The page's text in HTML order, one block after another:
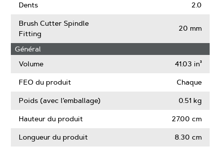
Dents 2.0
Brush Cutter Spindle
Fitting
20 mm
Général
Volume
41.03 in³
FEO du produit Chaque
Poids (avec l’emballage) 0.51 kg
Hauteur du produit 27.00 cm
Longueur du produit 8.30 cm